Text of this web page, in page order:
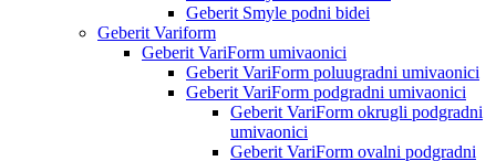
Geberit Smyle podni bidei
Geberit Variform
Geberit VariForm umivaonici
Geberit VariForm poluugradni umivaonici
Geberit VariForm podgradni umivaonici
Geberit VariForm okrugli podgradni
umivaonici
Geberit VariForm ovalni podgradni